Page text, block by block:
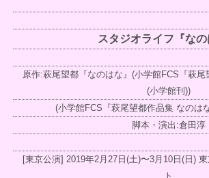
スタジオライフ『な
原作:萩尾望都『なのはな』(小学館FCS『萩
(小学館刊))
(小学館FCS『萩尾望都作品集 なのは
脚本・演出:倉田淳
[東京公演] 2019年2月27日(土)〜3月10日(日)
ト